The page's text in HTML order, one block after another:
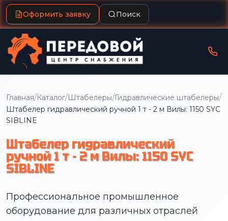
Оформить заявку Поиск
Главная/Каталог/Штабелеры/Гидравлические штабелеры/
Штабелер гидравлический ручной 1 т - 2 м Вилы: 1150 SYC
SIBLINE
Штабелер гидравлический
ручной 1 т - 2 м Вилы: 1150 SYC
SIBLINE
Профессиональное промышленное
оборудование для различных отраслей